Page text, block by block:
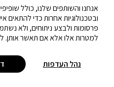
אנחנו והשותפים שלנו, כולל
ובטכנולוגיות אחרות כדי להתאים
פרסומות ולבצע ניתוחים, ולא
למטרות אלו אלא אם תאשר אותן.
נהל העדפות